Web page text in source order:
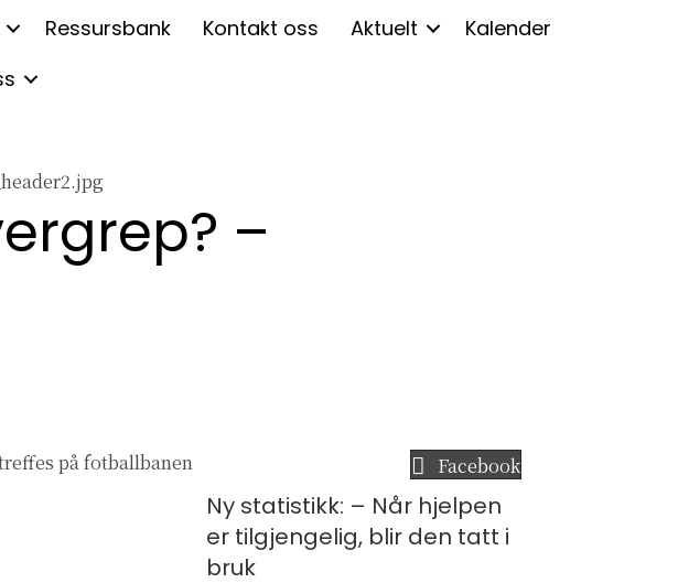
Ressursbank Kontakt oss Aktuelt
Kalender
–
på fotballbanen
Facebook
Ny statistikk: – Når hjelpen
er tilgjengelig, blir den tatt i
bruk